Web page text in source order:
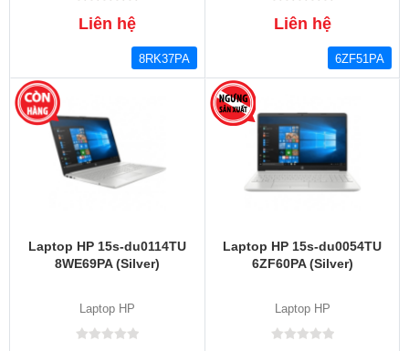
Liên hệ
8RK37PA
Liên hệ
6ZF51PA
Laptop HP 15s-du0114TU
8WE69PA (Silver)
Laptop HP
Laptop HP 15s-du0054TU
6ZF60PA (Silver)
Laptop HP